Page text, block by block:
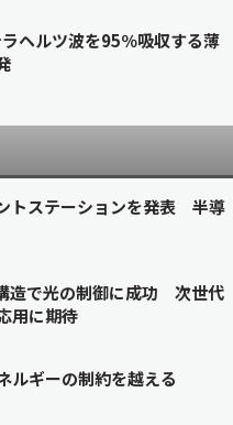
ヘルツ波を95％吸収する薄
トステーションを発表 半導
造で光の制御に成功 次世代
用に期待
ルギーの制約を越える